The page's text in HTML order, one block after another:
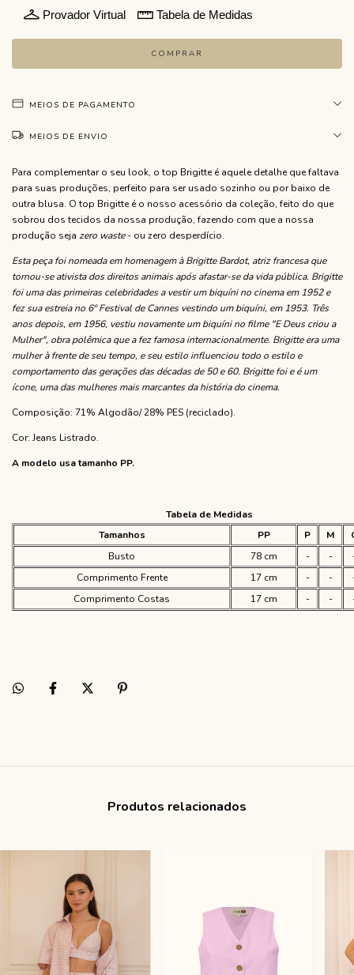
Provador Virtual Tabela de Medidas
MEIOS DE PAGAMENTO
MEIOS DE ENVIO
Para complementar o seu look, o top Brigitte é aquele detalhe que faltava
para suas produções, perfeito para ser usado sozinho ou por baixo de
outra blusa. O top Brigitte é o nosso acessório da coleção, feito do que
sobrou dos tecidos da nossa produção, fazendo com que a nossa
produção seja zero waste- ou zero desperdício.
Esta peça foi nomeada em homenagem à Brigitte Bardot, atriz francesa que
tornou-se ativista dos direitos animais após afastar-se da vida pública. Brigitte
foi uma das primeiras celebridades a vestir um biquíni no cinema em 1952 e
fez sua estreia no 6º Festival de Cannes vestindo um biquíni, em 1953. Três
anos depois, em 1956, vestiu novamente um biquíni no filme "E Deus criou a
Mulher", obra polêmica que a fez famosa internacionalmente. Brigitte era uma
mulher à frente de seu tempo, e seu estilo influenciou todo o estilo e
comportamento das gerações das décadas de 50 e 60. Brigitte foi e é um
ícone, uma das mulheres mais marcantes da história do cinema.
Composição: 71% Algodão/ 28% PES (reciclado).
Cor: Jeans Listrado.
A modelo usa tamanho PP.
Tabela de Medidas
Tamanhos
PP P M
Busto
78 cm - -
Comprimento Frente
17 cm - -
Comprimento Costas
17 cm - -
Produtos relacionados